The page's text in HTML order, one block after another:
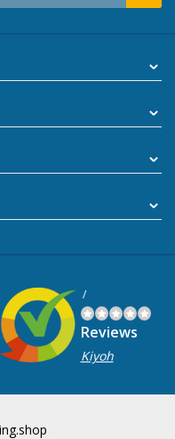
/
Reviews
Kiyoh